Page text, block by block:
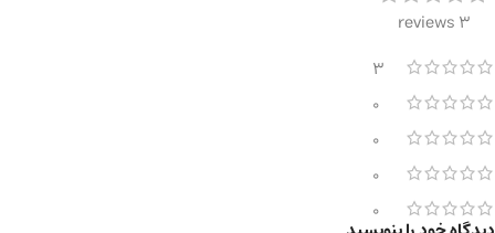
3 reviews
3
0
0
0
0